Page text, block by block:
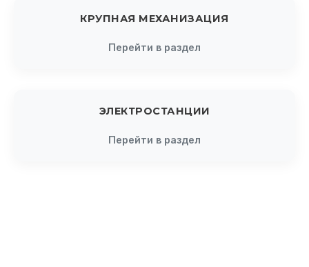
КРУПНАЯ МЕХАНИЗАЦИЯ
Перейти в раздел
ЭЛЕКТРОСТАНЦИИ
Перейти в раздел